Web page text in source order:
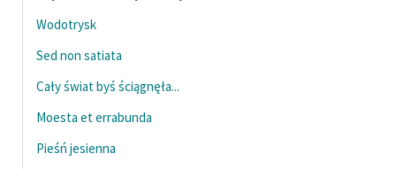
Deklaracja dostępności
Wodotrysk
Sed non satiata
Cały świat byś ściągnęła...
Moesta et errabunda
Pieśń jesienna